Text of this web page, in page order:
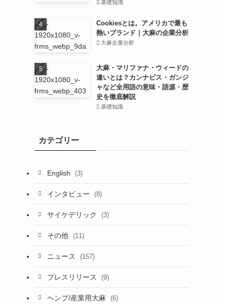
基礎知識
Cookiesとは。アメリカで最も
熱いブランド｜大麻の企業分析
大麻企業分析
大麻・マリファナ・ウィードの
違いとは？カンナビス・ガンジ
ャなど全用語の意味・語源・歴
史を徹底解説
基礎知識
カテゴリー
English (3)
インタビュー (8)
サイケデリック (3)
その他 (11)
ニュース (157)
プレスリリース (9)
ヘンプ/産業用大麻 (6)